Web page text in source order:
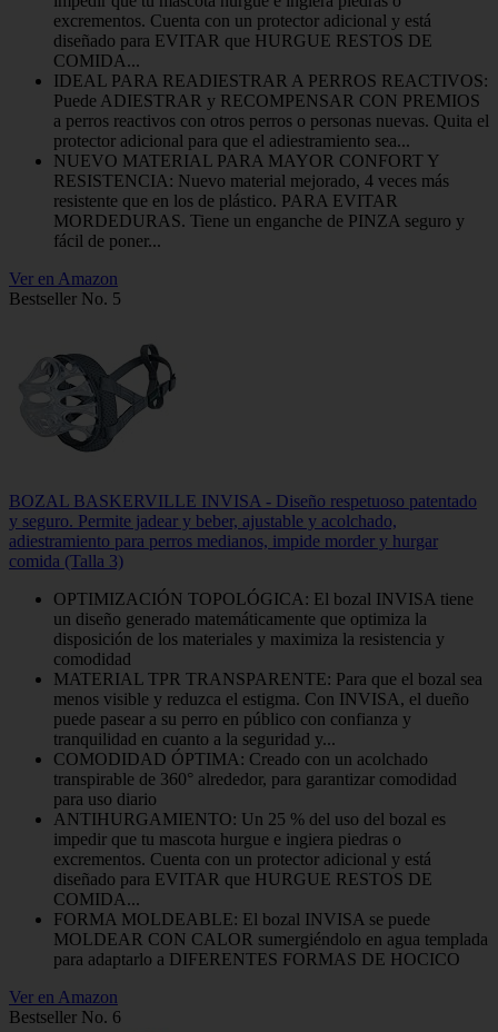
excrementos. Cuenta con un protector adicional y está
diseñado para EVITAR que HURGUE RESTOS DE
COMIDA...
IDEAL PARA READIESTRAR A PERROS REACTIVOS:
Puede ADIESTRAR y RECOMPENSAR CON PREMIOS
a perros reactivos con otros perros o personas nuevas. Quita el
protector adicional para que el adiestramiento sea...
NUEVO MATERIAL PARA MAYOR CONFORT Y
RESISTENCIA: Nuevo material mejorado, 4 veces más
resistente que en los de plástico. PARA EVITAR
MORDEDURAS. Tiene un enganche de PINZA seguro y
fácil de poner...
Ver en Amazon
Bestseller No. 5
BOZAL BASKERVILLE INVISA - Diseño respetuoso patentado
y seguro. Permite jadear y beber, ajustable y acolchado,
adiestramiento para perros medianos, impide morder y hurgar
comida (Talla 3)
OPTIMIZACIÓN TOPOLÓGICA: El bozal INVISA tiene
un diseño generado matemáticamente que optimiza la
disposición de los materiales y maximiza la resistencia y
comodidad
MATERIAL TPR TRANSPARENTE: Para que el bozal sea
menos visible y reduzca el estigma. Con INVISA, el dueño
puede pasear a su perro en público con confianza y
tranquilidad en cuanto a la seguridad y...
COMODIDAD ÓPTIMA: Creado con un acolchado
transpirable de 360° alrededor, para garantizar comodidad
para uso diario
ANTIHURGAMIENTO: Un 25 % del uso del bozal es
impedir que tu mascota hurgue e ingiera piedras o
excrementos. Cuenta con un protector adicional y está
diseñado para EVITAR que HURGUE RESTOS DE
COMIDA...
FORMA MOLDEABLE: El bozal INVISA se puede
MOLDEAR CON CALOR sumergiéndolo en agua templada
para adaptarlo a DIFERENTES FORMAS DE HOCICO
Ver en Amazon
Bestseller No. 6